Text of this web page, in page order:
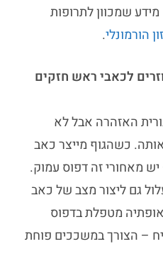
שמכוון לתרופות
הורמונלי.
לכאבי ראש חזקים
האזהרה אבל לא
כשהגוף מייצר כאב
מאחורי זה דפוס עמוק.
גם ליצור מצב של כאב
מטפלת בדפוס
– הצורך במשככים פוחת